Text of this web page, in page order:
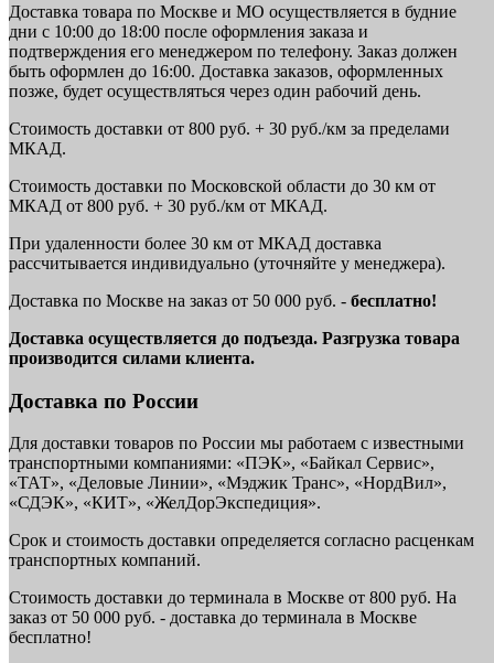
Доставка товара по Москве и МО осуществляется в будние
дни с 10:00 до 18:00 после оформления заказа и
подтверждения его менеджером по телефону. Заказ должен
быть оформлен до 16:00. Доставка заказов, оформленных
позже, будет осуществляться через один рабочий день.
Стоимость доставки от 800 руб. + 30 руб./км за пределами
МКАД.
Стоимость доставки по Московской области до 30 км от
МКАД от 800 руб. + 30 руб./км от МКАД.
При удаленности более 30 км от МКАД доставка
рассчитывается индивидуально (уточняйте у менеджера).
Доставка по Москве на заказ от 50 000 руб. - бесплатно!
Доставка осуществляется до подъезда. Разгрузка товара
производится силами клиента.
Доставка по России
Для доставки товаров по России мы работаем с известными
транспортными компаниями: «ПЭК», «Байкал Сервис»,
«ТАТ», «Деловые Линии», «Мэджик Транс», «НордВил»,
«СДЭК», «КИТ», «ЖелДорЭкспедиция».
Срок и стоимость доставки определяется согласно расценкам
транспортных компаний.
Стоимость доставки до терминала в Москве от 800 руб. На
заказ от 50 000 руб. - доставка до терминала в Москве
бесплатно!